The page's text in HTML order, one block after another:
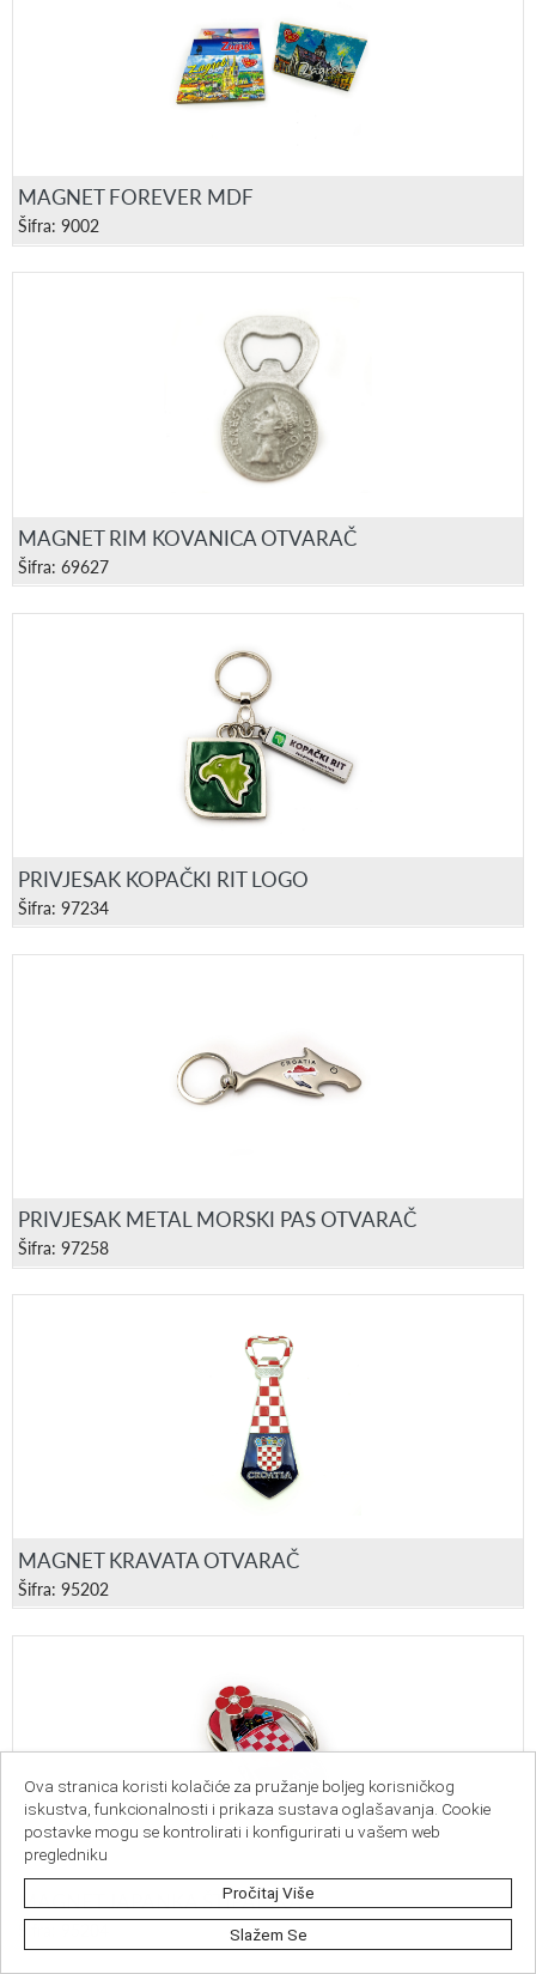
Slažem Se
Ova stranica koristi kolačiće za pružanje boljeg korisničkog
iskustva, funkcionalnosti i prikaza sustava oglašavanja. Cookie
postavke mogu se kontrolirati i konfigurirati u vašem web
pregledniku
Pročitaj Više
MAGNET FOREVER MDF
Šifra: 9002
MAGNET RIM KOVANICA OTVARAČ
Šifra: 69627
PRIVJESAK KOPAČKI RIT LOGO
Šifra: 97234
PRIVJESAK METAL MORSKI PAS OTVARAČ
Šifra: 97258
MAGNET KRAVATA OTVARAČ
Šifra: 95202
MAGNET JAPANKA ŠTIPALJKA